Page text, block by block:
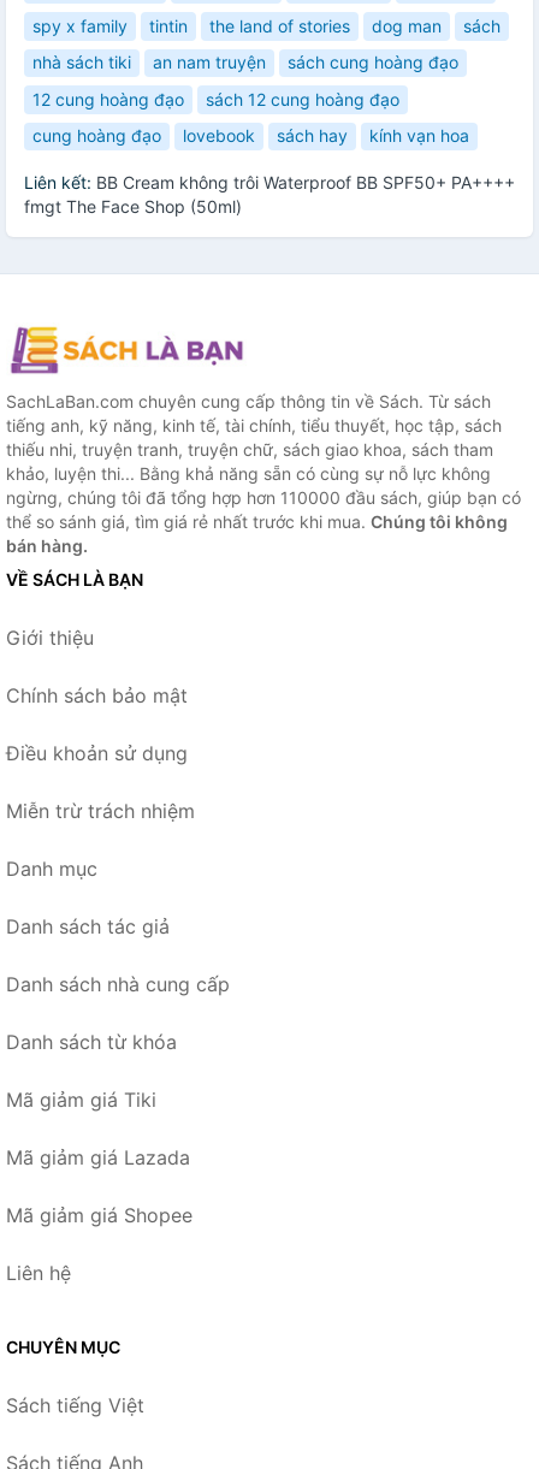
spy x family
tintin the land of stories dog man
sách
nhà sách tiki
an nam truyện
sách cung hoàng đạo
12 cung hoàng đạo
sách 12 cung hoàng đạo
cung hoàng đạo
lovebook sách hay kính vạn hoa
Liên kết: BB Cream không trôi Waterproof BB SPF50+ PA++++
fmgt The Face Shop (50ml)
SachLaBan.com chuyên cung cấp thông tin về Sách. Từ sách
tiếng anh, kỹ năng, kinh tế, tài chính, tiểu thuyết, học tập, sách
thiếu nhi, truyện tranh, truyện chữ, sách giao khoa, sách tham
khảo, luyện thi... Bằng khả năng sẵn có cùng sự nỗ lực không
ngừng, chúng tôi đã tổng hợp hơn 110000 đầu sách, giúp bạn có
thể so sánh giá, tìm giá rẻ nhất trước khi mua. Chúng tôi không
bán hàng.
VỀ SÁCH LÀ BẠN
Giới thiệu
Chính sách bảo mật
Điều khoản sử dụng
Miễn trừ trách nhiệm
Danh mục
Danh sách tác giả
Danh sách nhà cung cấp
Danh sách từ khóa
Mã giảm giá Tiki
Mã giảm giá Lazada
Mã giảm giá Shopee
Liên hệ
CHUYÊN MỤC
Sách tiếng Việt
Sách tiếng Anh